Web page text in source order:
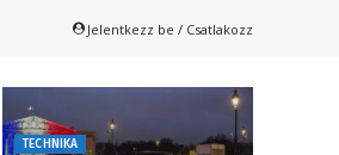
Jelentkezz be / Csatlakozz
TECHNIKA